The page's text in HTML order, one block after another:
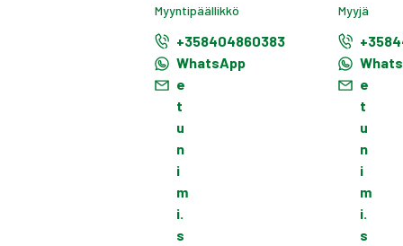
Myyntipäällikkö
+358404860383
WhatsApp
e
t
u
n
i
m
i.
s
Myyjä
e
t
u
n
i
m
i.
s